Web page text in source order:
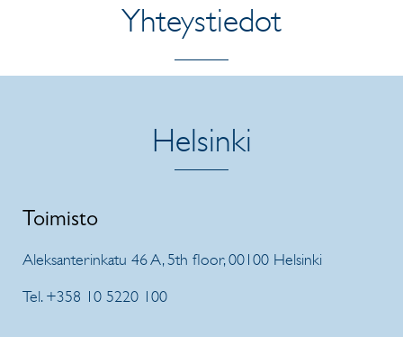
Yhteystiedot
Helsinki
Toimisto
Aleksanterinkatu 46 A, 5th floor, 00100 Helsinki
Tel. +358 10 5220 100